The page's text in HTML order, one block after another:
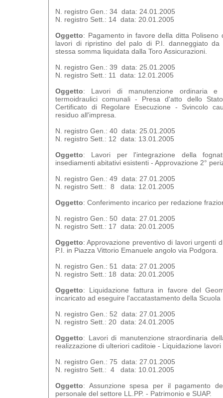
N. registro Gen.: 34 data: 24.01.2005
N. registro Sett.: 14 data: 20.01.2005
Oggetto: Pagamento in favore della ditta
lavori di ripristino del palo di P.I. danneggiato
stessa somma liquidata dalla Toro Assicurazioni.
N. registro Gen.: 39 data: 25.01.2005
N. registro Sett.: 11 data: 12.01.2005
Oggetto: Lavori di manutenzione ordinaria e
termoidraulici comunali - Presa d'atto dello
Certificato di Regolare Esecuzione - Svincolo
residuo all'impresa.
N. registro Gen.: 40 data: 25.01.2005
N. registro Sett.: 12 data: 13.01.2005
Oggetto: Lavori per l'integrazione della
insediamenti abitativi esistenti - Approvazione 2°
N. registro Gen.: 49 data: 27.01.2005
N. registro Sett.: 8 data: 12.01.2005
Oggetto: Conferimento incarico per redazione
N. registro Gen.: 50 data: 27.01.2005
N. registro Sett.: 17 data: 20.01.2005
Oggetto: Approvazione preventivo di lavori urgenti
P.I. in Piazza Vittorio Emanuele angolo via Podgora.
N. registro Gen.: 51 data: 27.01.2005
N. registro Sett.: 18 data: 20.01.2005
Oggetto: Liquidazione fattura in favore del
incaricato ad eseguire l'accatastamento della
N. registro Gen.: 52 data: 27.01.2005
N. registro Sett.: 20 data: 24.01.2005
Oggetto: Lavori di manutenzione straordinaria
realizzazione di ulteriori caditoie - Liquidazione
N. registro Gen.: 75 data: 27.01.2005
N. registro Sett.: 4 data: 10.01.2005
Oggetto: Assunzione spesa per il pagamento
personale del settore LL.PP. - Patrimonio e SUAP.